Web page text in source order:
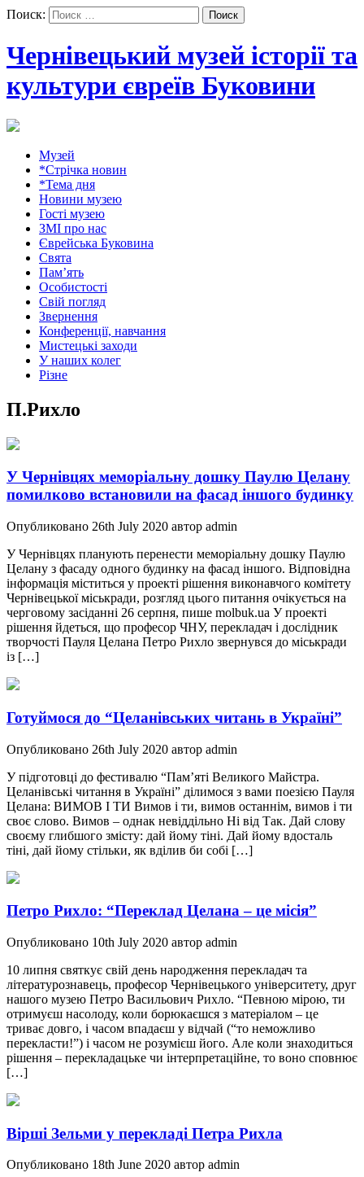
Поиск:
Чернівецький музей історії та
культури євреїв Буковини
Музей
*Стрічка новин
*Тема дня
Новини музею
Гості музею
ЗМІ про нас
Єврейська Буковина
Свята
Пам’ять
Особистості
Свій погляд
Звернення
Конференції, навчання
Мистецькі заходи
У наших колег
Різне
П.Рихло
У Чернівцях меморіальну дошку Паулю Целану
помилково встановили на фасад іншого будинку
Опубликовано 26th July 2020 автор admin
У Чернівцях планують перенести меморіальну дошку Паулю
Целану з фасаду одного будинку на фасад іншого. Відповідна
інформація міститься у проекті рішення виконавчого комітету
Чернівецької міськради, розгляд цього питання очікується на
черговому засіданні 26 серпня, пише molbuk.ua У проекті
рішення йдеться, що професор ЧНУ, перекладач і дослідник
творчості Пауля Целана Петро Рихло звернувся до міськради
із […]
Готуймося до “Целанівських читань в Україні”
Опубликовано 26th July 2020 автор admin
У підготовці до фестивалю “Пам’яті Великого Майстра.
Целанівські читання в Україні” ділимося з вами поезією Пауля
Целана: ВИМОВ І ТИ Вимов і ти, вимов останнім, вимов і ти
своє слово. Вимов – однак невіддільно Ні від Так. Дай слову
своєму глибшого змісту: дай йому тіні. Дай йому вдосталь
тіні, дай йому стільки, як вділив би собі […]
Петро Рихло: “Переклад Целана – це місія”
Опубликовано 10th July 2020 автор admin
10 липня святкує свій день народження перекладач та
літературознавець, професор Чернівецького університету, друг
нашого музею Петро Васильович Рихло. “Певною мірою, ти
отримуєш насолоду, коли борюкаєшся з матеріалом – це
триває довго, і часом впадаєш у відчай (“то неможливо
перекласти!”) і часом не розумієш його. Але коли знаходиться
рішення – перекладацьке чи інтерпретаційне, то воно сповнює
[…]
Вірші Зельми у перекладі Петра Рихла
Опубликовано 18th June 2020 автор admin